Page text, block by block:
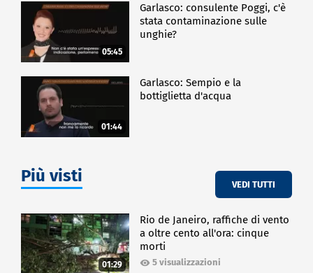
05:45
Garlasco: consulente Poggi, c'è
stata contaminazione sulle
unghie?
01:44
Garlasco: Sempio e la
bottiglietta d'acqua
Più visti VEDI TUTTI
01:29
Rio de Janeiro, raffiche di vento
a oltre cento all'ora: cinque
morti
5 visualizzazioni